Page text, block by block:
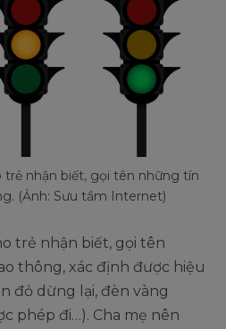
trẻ nhận biết, gọi tên những tín
(Ảnh: Sưu tầm Internet)
trẻ nhận biết, gọi tên
thông, xác định được hiệu
đỏ dừng lại, đèn vàng
phép đi…). Cha mẹ nên